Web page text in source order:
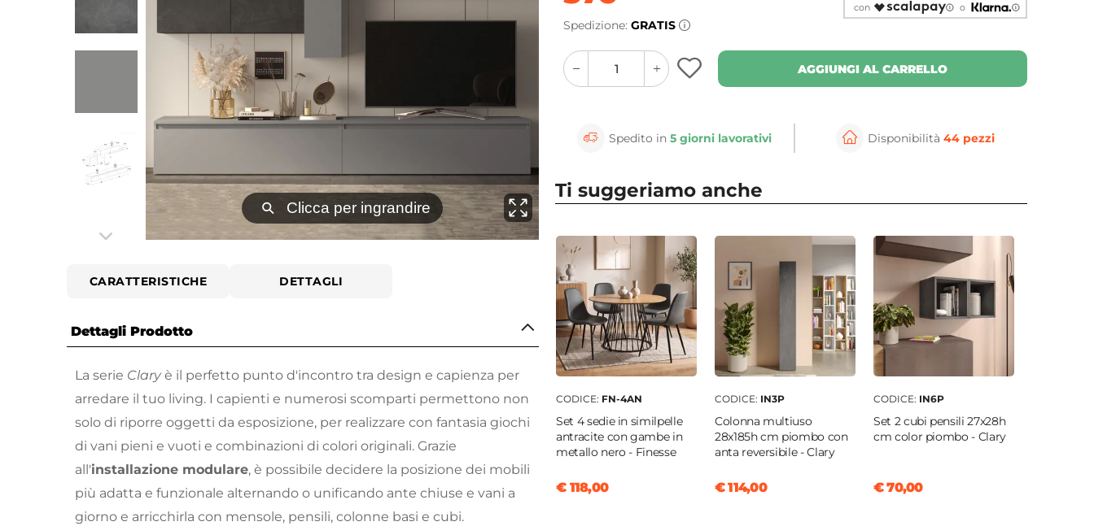
⚲ Clicca per ingrandire ⚲ Clicca per ingrandire
CARATTERISTICHE DETTAGLI
Dettagli Prodotto
La serie Clary è il perfetto punto d'incontro tra design e capienza per
arredare il tuo living. I capienti e numerosi scomparti permettono non
solo di riporre oggetti da esposizione, per realizzare con fantasia giochi
di vani pieni e vuoti e combinazioni di colori originali. Grazie
all'installazione modulare, è possibile decidere la posizione dei mobili
più adatta e funzionale alternando o unificando ante chiuse e vani a
giorno e arricchirla con mensole, pensili, colonne basi e cubi.
Spedizione: GRATIS
con
o
quantity
button
quantity
minus
button
AGGIUNGI AL CARRELLO
Spedito in5 giorni lavorativi Disponibilità 44 pezzi
Ti suggeriamo anche
CODICE: FN-4AN
Set 4 sedie in similpelle
antracite con gambe in
metallo nero - Finesse
€ 118,00
CODICE: IN3P
Colonna multiuso
28x185h cm piombo con
anta reversibile - Clary
€ 114,00
CODICE: IN6P
Set 2 cubi pensili 27x28h
cm color piombo - Clary
€ 70,00